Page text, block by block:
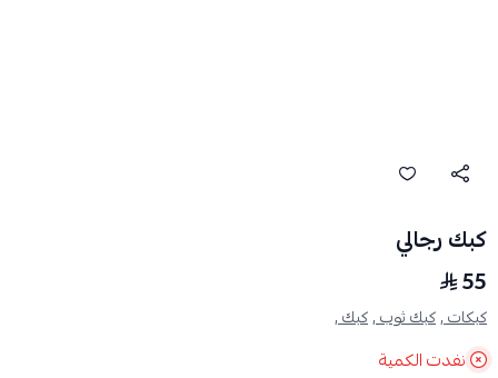
كبك رجالي
55
كبكات ,كبك ثوب ,كبك ,
نفدت الكمية